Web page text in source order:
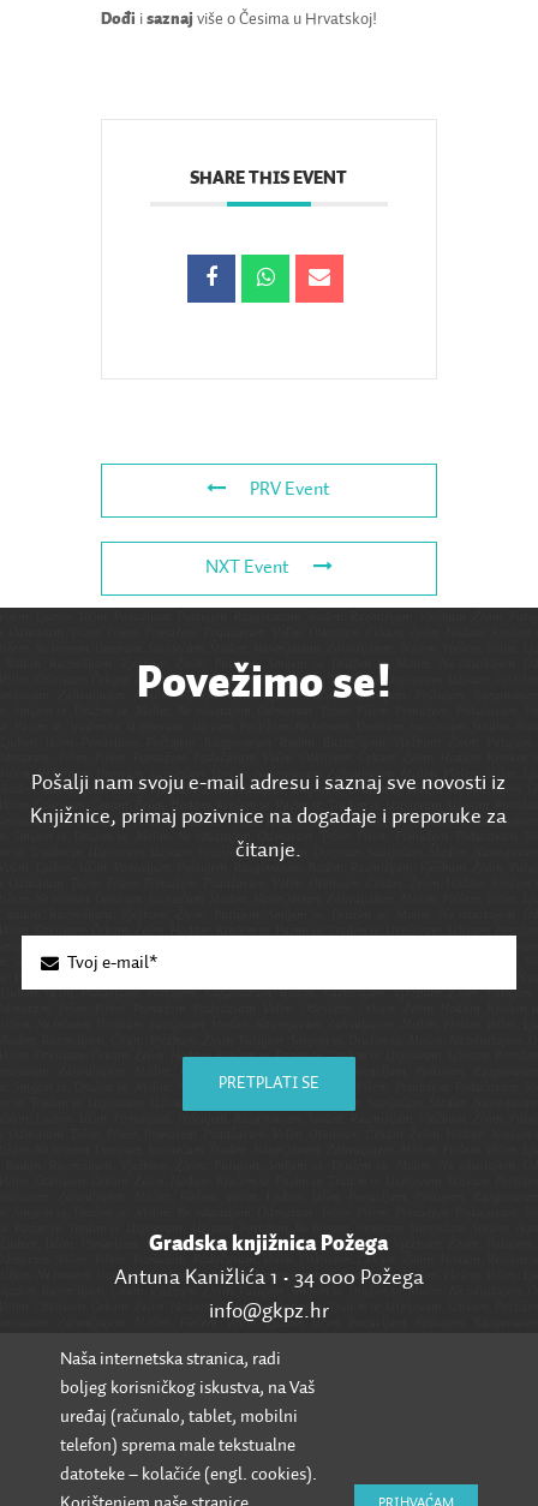
Dođi i saznaj više o Česima u Hrvatskoj!
SHARE THIS EVENT
PRV Event
NXT Event
Povežimo se!
Pošalji nam svoju e-mail adresu i saznaj sve novosti iz
Knjižnice, primaj pozivnice na događaje i preporuke za
čitanje.
PRETPLATI SE
Gradska knjižnica Požega
Antuna Kanižlića 1 • 34 000 Požega
info@gkpz.hr
SVI KONTAKTI
Naša internetska stranica, radi
boljeg korisničkog iskustva, na Vaš
uređaj (računalo, tablet, mobilni
telefon) sprema male tekstualne
datoteke – kolačiće (engl. cookies).